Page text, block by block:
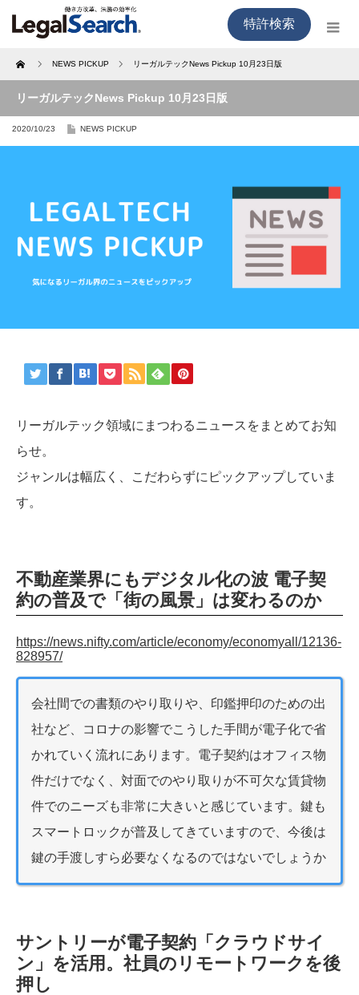
特許検索
Home NEWS PICKUP リーガルテックNews Pickup 10月23日版
リーガルテックNews Pickup 10月23日版
2020/10/23 NEWS PICKUP
リーガルテック領域にまつわるニュースをまとめてお知
らせ。
ジャンルは幅広く、こだわらずにピックアップしていま
す。
不動産業界にもデジタル化の波 電子契
約の普及で「街の風景」は変わるのか
https://news.nifty.com/article/economy/economyall/12136-
828957/
会社間での書類のやり取りや、印鑑押印のための出
社など、コロナの影響でこうした手間が電子化で省
かれていく流れにあります。電子契約はオフィス物
件だけでなく、対面でのやり取りが不可欠な賃貸物
件でのニーズも非常に大きいと感じています。鍵も
スマートロックが普及してきていますので、今後は
鍵の手渡しすら必要なくなるのではないでしょうか
サントリーが電子契約「クラウドサイ
ン」を活用。社員のリモートワークを後
押し